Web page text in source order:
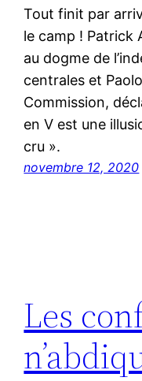
Tout finit par
le camp ! Patrick
au dogme de
centrales et
Commission,
en V est une
cru ».
novembre 12, 2020
Les